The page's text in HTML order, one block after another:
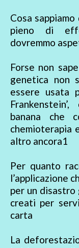
Cosa
pieno di
dovremmo
Forse non
genetica non
essere usata
banana che
chemioterapia
altro ancora1
Per quanto
l’applicazione
per un
creati per
carta
La